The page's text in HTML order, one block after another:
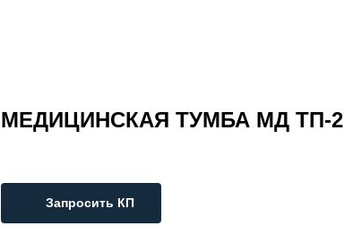
МЕДИЦИНСКАЯ ТУМБА МД ТП-2
Запросить КП